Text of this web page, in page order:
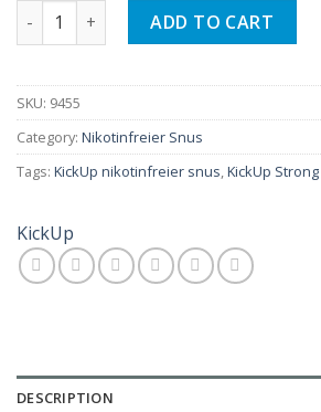
KickUp Strong Nikotinfreier Snus
ADD TO CART
SKU: 9455
Category: Nikotinfreier Snus
Tags: KickUp nikotinfreier snus,KickUp
KickUp
DESCRIPTION